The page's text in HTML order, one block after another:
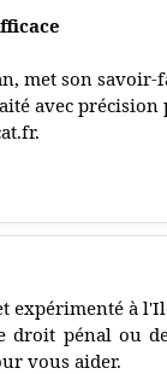
met son
avec
expérimenté à
droit pénal ou
vous aider.